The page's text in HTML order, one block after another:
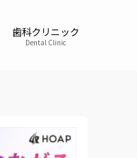
歯科クリニック
Dental Clinic